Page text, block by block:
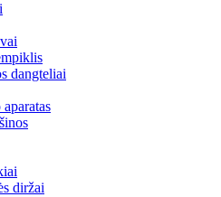
dangteliai
diržai